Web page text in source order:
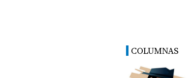
COLUMNAS